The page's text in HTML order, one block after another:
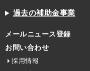
過去の補助金事業
メールニュース登録
お問い合わせ
採用情報